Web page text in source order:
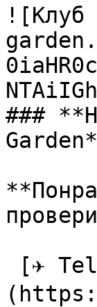
![Клуб
###